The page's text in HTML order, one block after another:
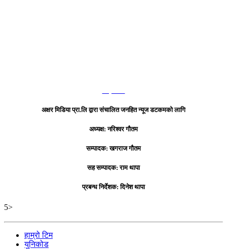
अक्षर मिडिया प्रा.लि द्वारा संचालित जनहित न्यूज डटकमको लागि
अध्यक्ष: नरिश्वर गौतम
सम्पादक: खगराज गौतम
सह सम्पादक: राम थापा
प्रबन्ध निर्देशक: दिनेश थापा
5>
हाम्रो टिम
युनिकोड